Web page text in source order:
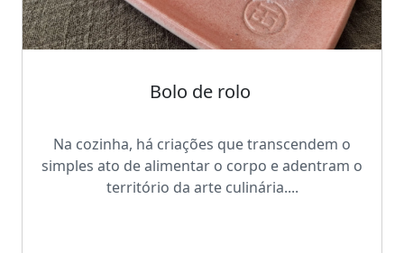
Bolo de rolo
Na cozinha, há criações que transcendem o
simples ato de alimentar o corpo e adentram o
território da arte culinária....